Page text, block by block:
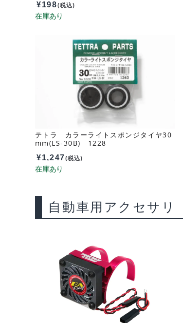
¥198(税込)
テトラ カラーライトスポンジタイヤ30
mm(LS-30B) 1228
¥1,247(税込)
自動車用アクセサリ